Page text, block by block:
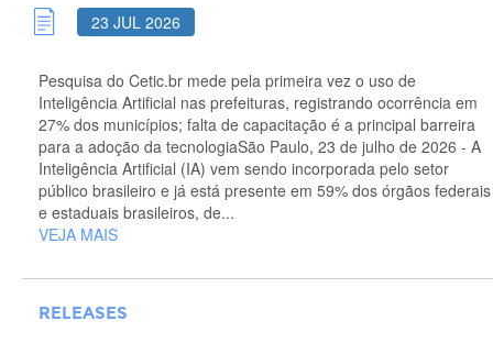
23 JUL 2026
Pesquisa do Cetic.br mede pela primeira vez o uso de
Inteligência Artificial nas prefeituras, registrando ocorrência em
27% dos municípios; falta de capacitação é a principal barreira
para a adoção da tecnologiaSão Paulo, 23 de julho de 2026 - A
Inteligência Artificial (IA) vem sendo incorporada pelo setor
público brasileiro e já está presente em 59% dos órgãos federais
e estaduais brasileiros, de...
VEJA MAIS
RELEASES